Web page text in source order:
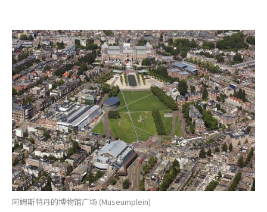
阿姆斯特丹的博物馆广场 (Museumplein)